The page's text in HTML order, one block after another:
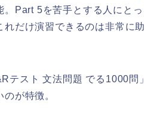
。Part 5を苦手とする人にとっ
れだけ演習できるのは非常に助
テスト 文法問題 でる1000問」
が特徴。